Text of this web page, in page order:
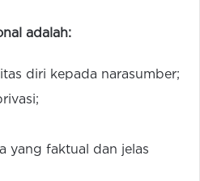
adalah:
diri kepada narasumber;
yang faktual dan jelas